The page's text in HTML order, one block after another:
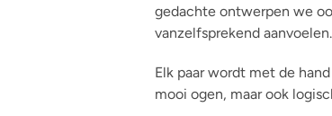
gedachte ontwerpen we
vanzelfsprekend aanvoelen.
Elk paar wordt met de
mooi ogen, maar ook